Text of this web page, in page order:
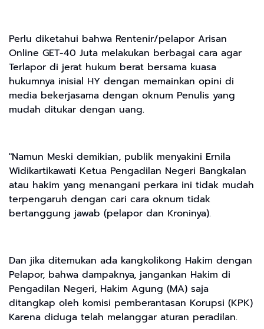
Perlu diketahui bahwa Rentenir/pelapor Arisan
Online GET-40 Juta melakukan berbagai cara agar
Terlapor di jerat hukum berat bersama kuasa
hukumnya inisial HY dengan memainkan opini di
media bekerjasama dengan oknum Penulis yang
mudah ditukar dengan uang.
"Namun Meski demikian, publik menyakini Ernila
Widikartikawati Ketua Pengadilan Negeri Bangkalan
atau hakim yang menangani perkara ini tidak mudah
terpengaruh dengan cari cara oknum tidak
bertanggung jawab (pelapor dan Kroninya).
Dan jika ditemukan ada kangkolikong Hakim dengan
Pelapor, bahwa dampaknya, jangankan Hakim di
Pengadilan Negeri, Hakim Agung (MA) saja
ditangkap oleh komisi pemberantasan Korupsi (KPK)
Karena diduga telah melanggar aturan peradilan.